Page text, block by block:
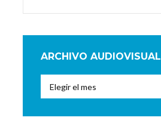
ARCHIVO AUDIOVISUAL
Audiovisual